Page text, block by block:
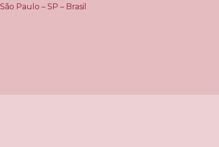
São Paulo – SP – Brasil